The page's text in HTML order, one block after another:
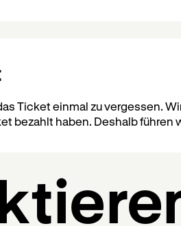
Ticket einmal zu vergessen.
bezahlt haben. Deshalb führen